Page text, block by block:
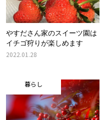
やすださん家のスイーツ園は
イチゴ狩りが楽しめます
2022.01.28
暮らし